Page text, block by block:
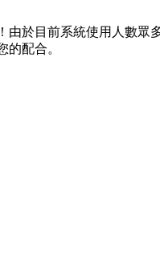
由於目前系統使用人數眾
的配合。